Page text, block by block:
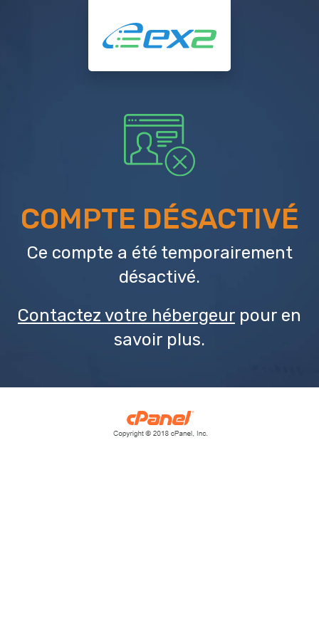
COMPTE DÉSACTIVÉ
Ce compte a été temporairement
désactivé.
Contactez votre hébergeur pour en
savoir plus.